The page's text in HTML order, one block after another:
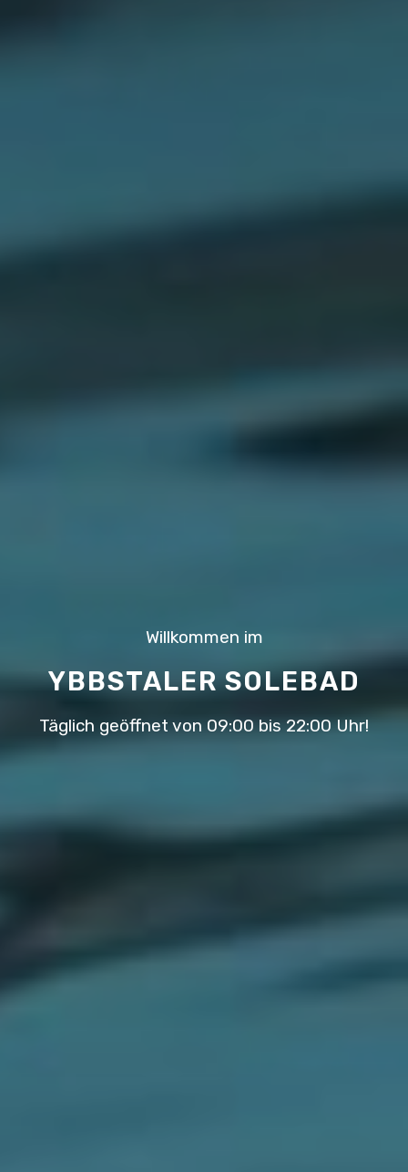
Willkommen im
YBBSTALER SOLEBAD
Täglich geöffnet von 09:00 bis 22:00 Uhr!